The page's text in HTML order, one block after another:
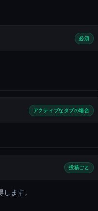
必須
アクティブなタブの場合
投稿ごと
ます。